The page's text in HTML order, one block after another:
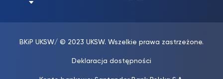
BKiP UKSW/ © 2023 UKSW. Wszelkie prawa zastrzeżone.
Deklaracja dostępności